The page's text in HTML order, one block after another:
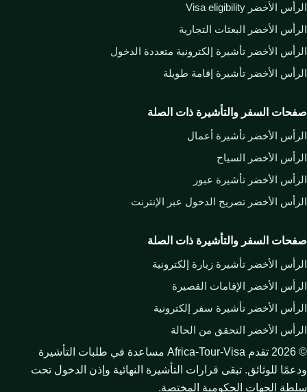
الرأس الأخضر Visa eligibility
الرأس الأخضر البعثات التجارية
الرأس الأخضر تأشيرة إلكترونية متعددة الدخول
الرأس الأخضر تأشيرة إقامة طويلة
صفحات السفر والتأشيرة ذات الصلة
الرأس الأخضر تأشيرة أعمال
الرأس الأخضر السياح
الرأس الأخضر تأشيرة عبور
الرأس الأخضر تصريح الدخول عبر الإنترنت
صفحات السفر والتأشيرة ذات الصلة
الرأس الأخضر تأشيرة زيارة إلكترونية
الرأس الأخضر الإقامات القصيرة
الرأس الأخضر تأشيرة سفر إلكترونية
الرأس الأخضر التحقق من الحالة
©
2026
تقدم Africa-Tour-Visa مساعدة في طلبات التأشيرة
ودعمًا للوثائق. تبقى قرارات التأشيرة النهائية وإذن الدخول تحت
سلطة الجهات الحكومية المختصة.